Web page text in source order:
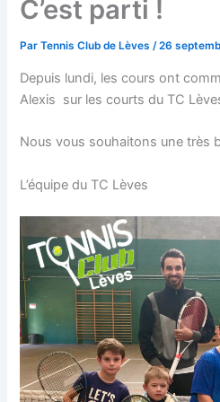
C’est parti !
ParTennis Club de Lèves/26
Depuis lundi, les cours ont
Alexis sur les courts du TC
Nous vous souhaitons une très
L’équipe du TC Lèves